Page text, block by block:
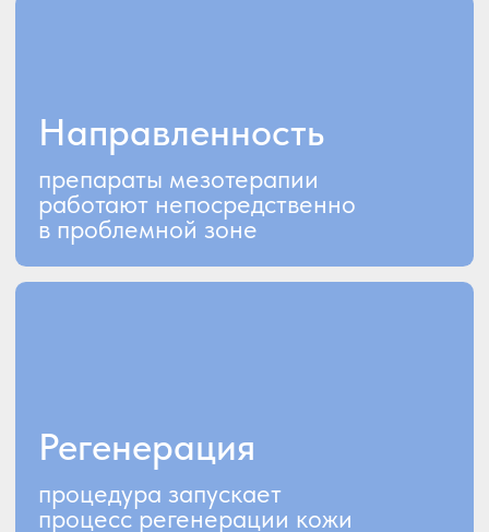
Локальные жировые
Жирная кожа, акне,
Область применения